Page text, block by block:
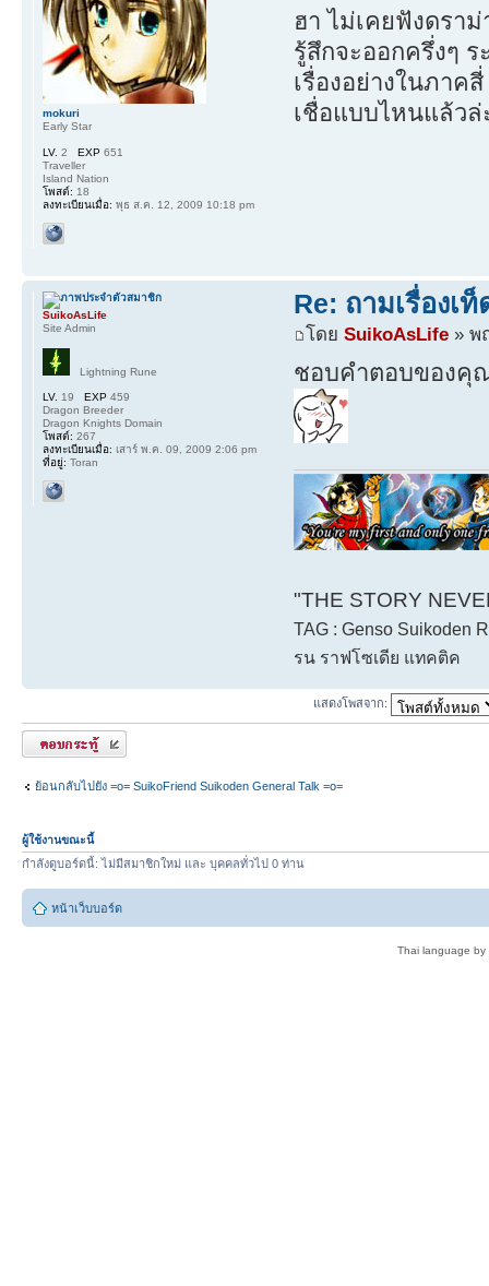
ฮา ไม่เคยฟังดรา
รู้สึกจะออกครึ่งๆ
เรื่องอย่างในภาค
เชื่อแบบไหนแล้วล่
mokuri
Early Star
LV. 2 EXP 651
Traveller
Island Nation
โพสต์: 18
ลงทะเบียนเมื่อ: พุธ ส.ค. 12, 2009 10:18 pm
Re: ถามเรื่องเ
โดยSuikoAsLife » พ
ชอบคำตอบของคุ
"THE STORY
TAG : Genso Suikoden
รน ราฟโซเดีย แทคติค
SuikoAsLife
Site Admin
Lightning Rune
LV. 19 EXP 459
Dragon Breeder
Dragon Knights Domain
โพสต์: 267
ลงทะเบียนเมื่อ: เสาร์ พ.ค. 09, 2009 2:06 pm
ที่อยู่: Toran
แสดงโพสจาก:
ตอบกระทู้
ย้อนกลับไปยัง =o= SuikoFriend Suikoden General Talk =o=
ผู้ใช้งานขณะนี้
กำลังดูบอร์ดนี้: ไม่มีสมาชิกใหม่ และ บุคคลทั่วไป 0 ท่าน
หน้าเว็บบอร์ด
Thai language by